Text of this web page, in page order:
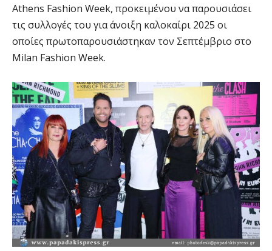
Athens Fashion Week, προκειμένου να παρουσιάσει
τις συλλογές του για άνοιξη καλοκαίρι 2025 οι
οποίες πρωτοπαρουσιάστηκαν τον Σεπτέμβριο στο
Milan Fashion Week.